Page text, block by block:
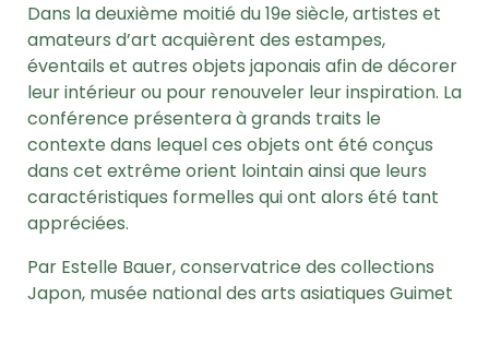
Dans la deuxième moitié du 19e siècle, artistes et
amateurs d’art acquièrent des estampes,
éventails et autres objets japonais afin de décorer
leur intérieur ou pour renouveler leur inspiration. La
conférence présentera à grands traits le
contexte dans lequel ces objets ont été conçus
dans cet extrême orient lointain ainsi que leurs
caractéristiques formelles qui ont alors été tant
appréciées.
Par Estelle Bauer, conservatrice des collections
Japon, musée national des arts asiatiques Guimet